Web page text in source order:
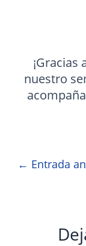
¡Gracias
nuestro
← Entrada